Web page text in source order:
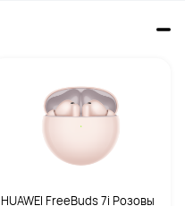
HUAWEI FreeBuds 7i Розовы